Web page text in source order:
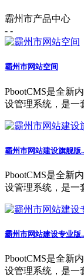
霸州市产品中心
- -
霸州市网站空间
PbootCMS是全新
设管理系统，是一
霸州市网站建设旗舰版
PbootCMS是全新
设管理系统，是一
霸州市网站建设专业版
PbootCMS是全新
设管理系统，是一